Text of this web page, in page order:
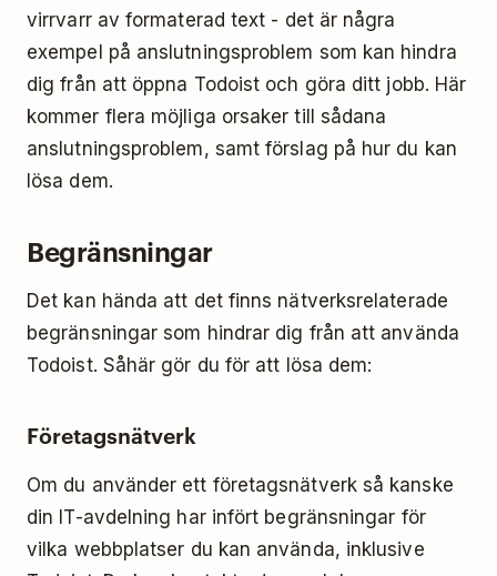
virrvarr av formaterad text - det är några
exempel på anslutningsproblem som kan hindra
dig från att öppna Todoist och göra ditt jobb. Här
kommer flera möjliga orsaker till sådana
anslutningsproblem, samt förslag på hur du kan
lösa dem.
Begränsningar
Det kan hända att det finns nätverksrelaterade
begränsningar som hindrar dig från att använda
Todoist. Såhär gör du för att lösa dem:
Företagsnätverk
Om du använder ett företagsnätverk så kanske
din IT-avdelning har infört begränsningar för
vilka webbplatser du kan använda, inklusive